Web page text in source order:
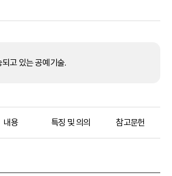
고 있는 공예기술.
내용 특징 및 의의 참고문헌